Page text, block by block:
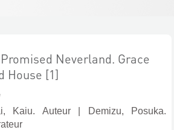
Neverland. Grace
House [1]
Kaiu. Auteur|
Demizu, Posuka.